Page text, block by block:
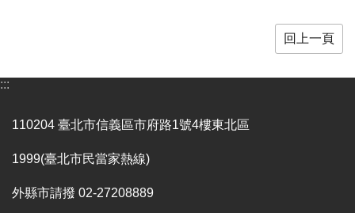
府
開
回上一頁
:::
110204 臺北市信義區市府路1號4樓東北區
1999(臺北市民當家熱線)
外縣市請撥 02-27208889